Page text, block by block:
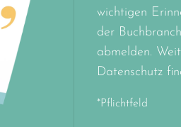
wichtigen
der
abmelden.
Datenschutz
*Pflichtfeld